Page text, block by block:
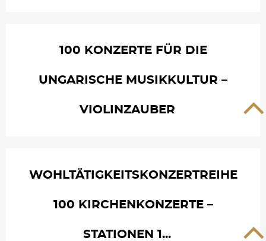
100 KONZERTE FÜR DIE
UNGARISCHE MUSIKKULTUR –
VIOLINZAUBER
WOHLTÄTIGKEITSKONZERTREIHE
100 KIRCHENKONZERTE –
STATIONEN 1...